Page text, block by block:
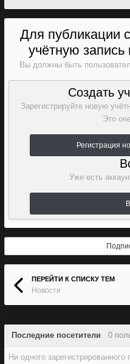
Для публикации
учётную запись
Вы должны быть
Создать
Зарегистрируйте новую
Это
Регистрация
Уже есть
ПЕРЕЙТИ К СПИСКУ ТЕМ
Новости
Последние посетители 0
Ни одного